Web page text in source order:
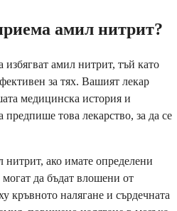
амил нитрит?
избягват амил нитрит, тъй като
за тях. Вашият лекар
медицинска история и
предпише това лекарство, за да се
нитрит, ако имате определени
да бъдат влошени от
кръвното налягане и сърдечната